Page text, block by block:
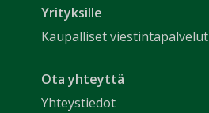
Yrityksille
Kaupalliset viestintäpalvelut
Ota yhteyttä
Yhteystiedot